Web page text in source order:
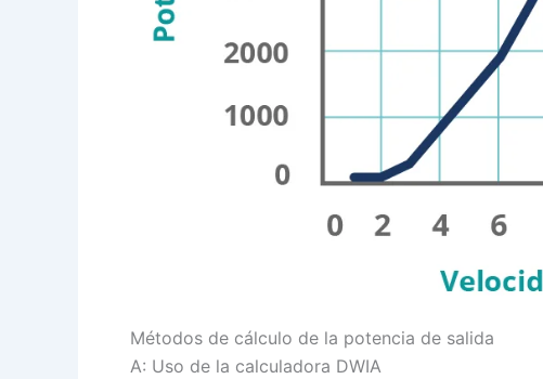
Métodos de cálculo de la potencia de salida
A: Uso de la calculadora DWIA